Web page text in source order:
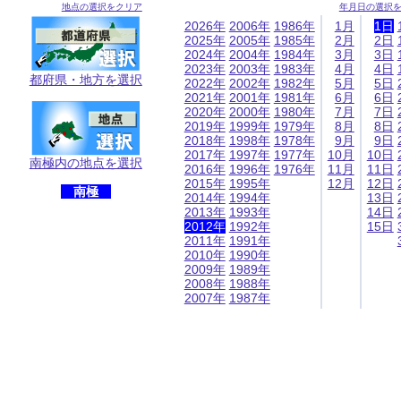
地点の選択をクリア
都府県・地方を選択
南極内の地点を選択
南極
年月日の選択
2026年
2025年
2024年
2023年
2022年
2021年
2020年
2019年
2018年
2017年
2016年
2015年
2014年
2013年
2012年
2011年
2010年
2009年
2008年
2007年
2006年
2005年
2004年
2003年
2002年
2001年
2000年
1999年
1998年
1997年
1996年
1995年
1994年
1993年
1992年
1991年
1990年
1989年
1988年
1987年
1986年
1985年
1984年
1983年
1982年
1981年
1980年
1979年
1978年
1977年
1976年
1月
2月
3月
4月
5月
6月
7月
8月
9月
10月
11月
12月
1日
2日
3日
4日
5日
6日
7日
8日
9日
10日
11日
12日
13日
14日
15日